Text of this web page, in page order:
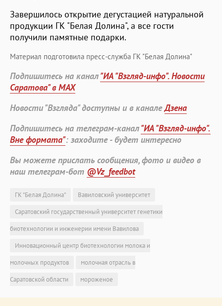
Завершилось открытие дегустацией натуральной
продукции ГК "Белая Долина", а все гости
получили памятные подарки.
Материал подготовила пресс-служба ГК "Белая Долина"
Подпишитесь на канал"ИА "Взгляд-инфо". Новости
Саратова" в MAX
Новости "Взгляда" доступны и в каналеДзена
Подпишитесь на телеграм-канал"ИА "Взгляд-инфо".
Вне формата": заходите - будет интересно
Вы можете прислать сообщения, фото и видео в
наш телеграм-бот @Vz_feedbot
ГК "Белая Долина"
Вавиловский университет
Саратовский государственный университет генетики
биотехнологии и инженерии имени Вавилова
Инновационный центр биотехнологии молока и
молочных продуктов
молочная отрасль в
Саратовской области
мороженое